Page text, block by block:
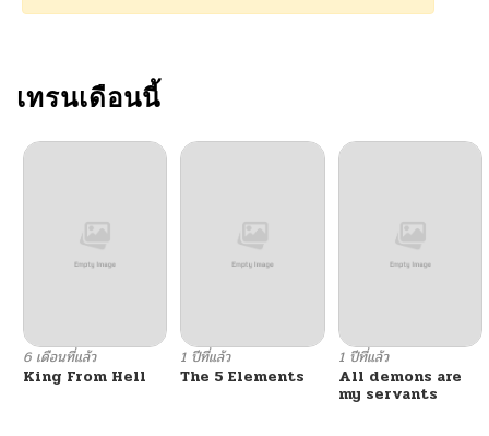
ตอนที่ 22
ตอนที่ 21
ตอนที่ 19 10/06/2024
ตอนที่ 18
ตอนที่ 17 10/06/2024
เทรนเดือนนี้
6 เดือนที่แล้ว
King From Hell
1 ปีที่แล้ว
The 5 Elements
1 ปีที่แล้ว
All demons are
my servants